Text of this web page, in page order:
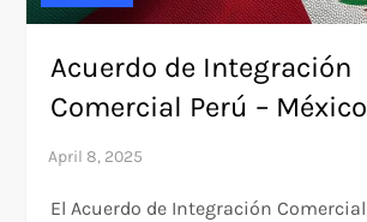
Acuerdo de Integración
Comercial Perú – México
El Acuerdo de Integración